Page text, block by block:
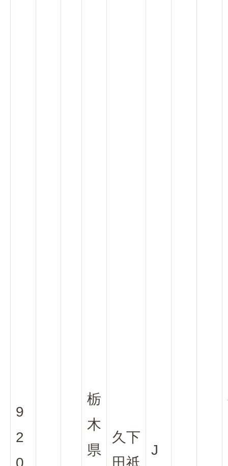
9
2
0
栃
木
県
久下
田祇
J